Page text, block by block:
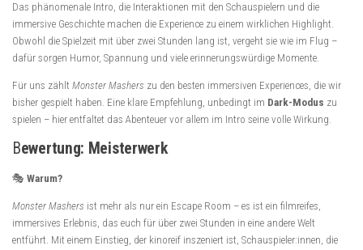
Das phänomenale Intro, die Interaktionen mit den Schauspielern und die
immersive Geschichte machen die Experience zu einem wirklichen Highlight.
Obwohl die Spielzeit mit über zwei Stunden lang ist, vergeht sie wie im Flug –
dafür sorgen Humor, Spannung und viele erinnerungswürdige Momente.
Für uns zählt Monster Mashers zu den besten immersiven Experiences, die wir
bisher gespielt haben. Eine klare Empfehlung, unbedingt im Dark-Modus zu
spielen – hier entfaltet das Abenteuer vor allem im Intro seine volle Wirkung.
Bewertung: Meisterwerk
🎭 Warum?
Monster Mashers ist mehr als nur ein Escape Room – es ist ein filmreifes,
immersives Erlebnis, das euch für über zwei Stunden in eine andere Welt
entführt. Mit einem Einstieg, der kinoreif inszeniert ist, Schauspieler:innen, die